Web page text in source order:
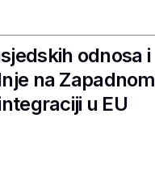
odnosa i
na Zapadnom
u EU